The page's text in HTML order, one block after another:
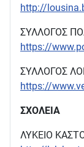
http://
ΣΥΛΛΟΓΟΣ
https://
ΣΥΛΛΟΓΟΣ
https://
ΣΧΟΛΕΙΑ
ΛΥΚΕΙΟ